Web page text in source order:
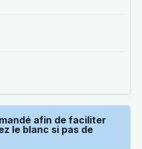
afin de faciliter
le blanc si pas de